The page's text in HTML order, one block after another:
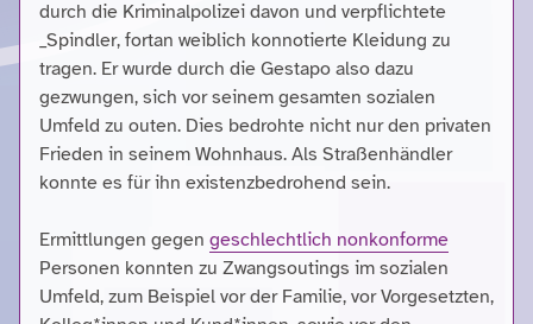
durch die Kriminalpolizei davon und verpflichtete
_Spindler, fortan weiblich konnotierte Kleidung zu
tragen. Er wurde durch die Gestapo also dazu
gezwungen, sich vor seinem gesamten sozialen
Umfeld zu outen. Dies bedrohte nicht nur den privaten
Frieden in seinem Wohnhaus. Als Straßenhändler
konnte es für ihn existenzbedrohend sein.
Ermittlungen gegen geschlechtlich nonkonforme
Personen konnten zu Zwangsoutings im sozialen
Umfeld, zum Beispiel vor der Familie, vor Vorgesetzten,